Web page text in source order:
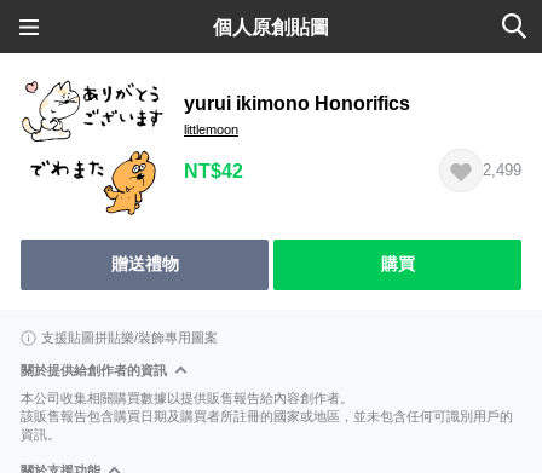
個人原創貼圖
yurui ikimono Honorifics
littlemoon
NT$42 2,499
贈送禮物 購買
支援貼圖拼貼樂/裝飾專用圖案
關於提供給創作者的資訊
本公司收集相關購買數據以提供販售報告給內容創作者。
該販售報告包含購買日期及購買者所註冊的國家或地區，並未包含任何可識別用戶的
資訊。